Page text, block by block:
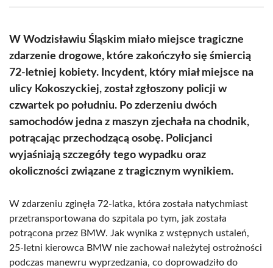
(Twitter)
W Wodzisławiu Śląskim miało miejsce tragiczne
zdarzenie drogowe, które zakończyło się śmiercią
72-letniej kobiety. Incydent, który miał miejsce na
ulicy Kokoszyckiej, został zgłoszony policji w
czwartek po południu. Po zderzeniu dwóch
samochodów jedna z maszyn zjechała na chodnik,
potrącając przechodzącą osobę. Policjanci
wyjaśniają szczegóły tego wypadku oraz
okoliczności związane z tragicznym wynikiem.
W zdarzeniu zginęła 72-latka, która została natychmiast
przetransportowana do szpitala po tym, jak została
potrącona przez BMW. Jak wynika z wstępnych ustaleń,
25-letni kierowca BMW nie zachował należytej ostrożności
podczas manewru wyprzedzania, co doprowadziło do